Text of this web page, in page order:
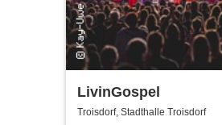
LivinGospel
Troisdorf, Stadthalle Troisdorf